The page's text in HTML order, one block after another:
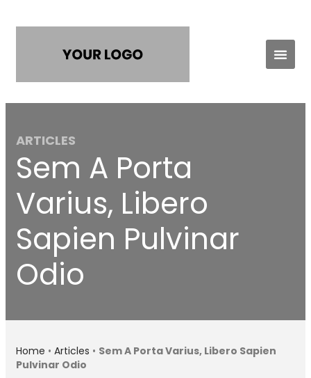
ARTICLES
Sem A Porta
Varius, Libero
Sapien Pulvinar
Odio
Home • Articles • Sem A Porta Varius, Libero Sapien
Pulvinar Odio